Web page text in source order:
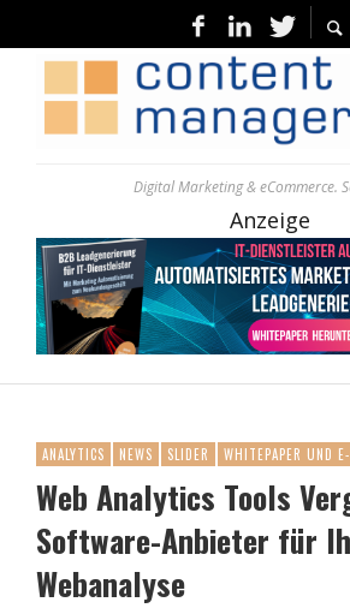
Digital Marketing & eCommerce.
Anzeige
ANALYTICS NEWS SLIDER WHITEPAPER UND
Web Analytics Tools
Software-Anbieter für
Webanalyse